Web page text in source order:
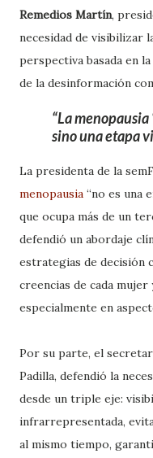
Remedios Martín,
necesidad de visibilizar
perspectiva basada en
de la desinformación
La menopausia
sino una etapa
La presidenta de la
menopausia “no es una
que ocupa más de un
defendió un abordaje
estrategias de decisión
creencias de cada mujer
especialmente en
Por su parte, el
Padilla, defendió la
desde un triple eje:
infrarrepresentada,
al mismo tiempo,